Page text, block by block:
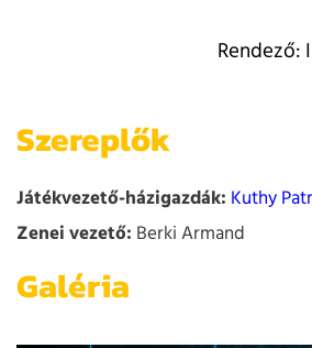
Rendező:
Szereplők
Játékvezető-házigazdák: Kuthy
Zenei vezető: Berki Armand
Galéria